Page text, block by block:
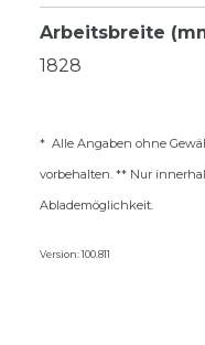
Arbeitsbreite
1828
* Alle Angaben ohne
vorbehalten. ** Nur
Ablademöglichkeit.
Version: 100.811